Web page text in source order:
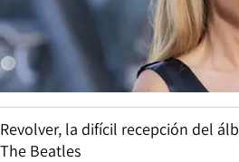
Revolver, la difícil recepción del
The Beatles